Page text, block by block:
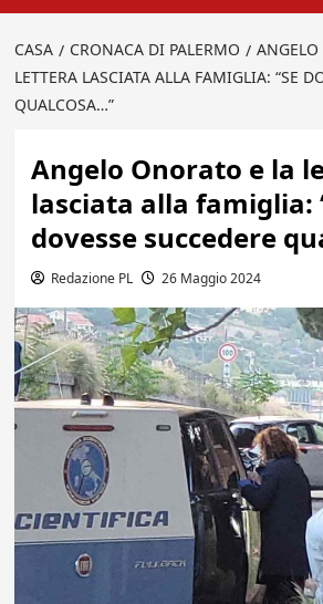
CASA CRONACA DI PALERMO
LETTERA LASCIATA ALLA FAMIGLIA: “SE
QUALCOSA…”
Angelo Onorato e la
lasciata alla famiglia:
dovesse succedere
Redazione PL 26 Maggio 2024